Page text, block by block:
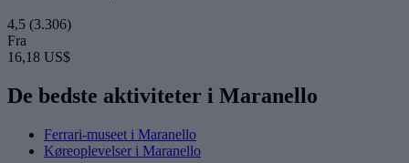
4,5 (3.306)
Fra
16,18 US$
De bedste aktiviteter i Maranello
Ferrari-museet i Maranello
Køreoplevelser i Maranello